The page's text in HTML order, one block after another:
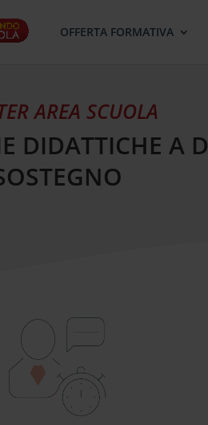
OFFERTA FORMATIVA
AREA SCUOLA
DIDATTICHE A